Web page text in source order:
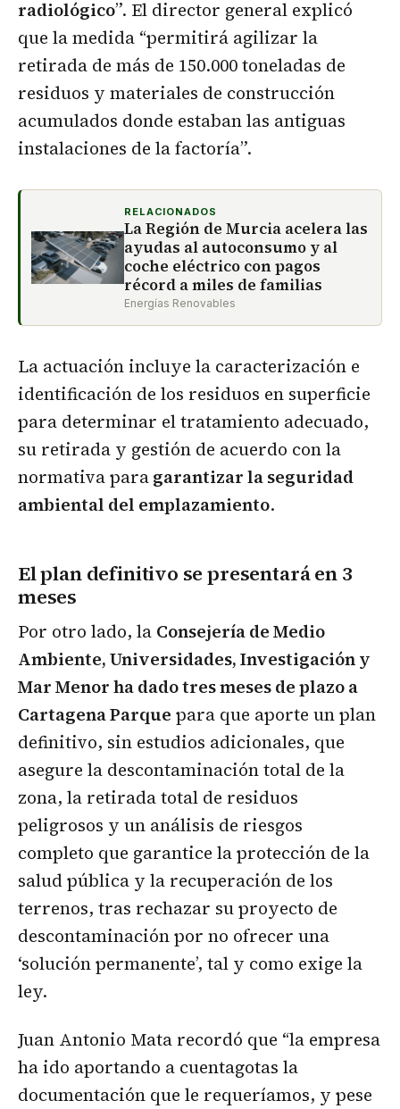
radiológico”. El director general explicó
que la medida “permitirá agilizar la
retirada de más de 150.000 toneladas de
residuos y materiales de construcción
acumulados donde estaban las antiguas
instalaciones de la factoría”.
RELACIONADOS
La Región de Murcia acelera las
ayudas al autoconsumo y al
coche eléctrico con pagos
récord a miles de familias
Energías Renovables
La actuación incluye la caracterización e
identificación de los residuos en superficie
para determinar el tratamiento adecuado,
su retirada y gestión de acuerdo con la
normativa paragarantizar la seguridad
ambiental del emplazamiento.
El plan definitivo se presentará en 3
meses
Por otro lado, la Consejería de Medio
Ambiente, Universidades, Investigación y
Mar Menor ha dado tres meses de plazo a
Cartagena Parque para que aporte un plan
definitivo, sin estudios adicionales, que
asegure la descontaminación total de la
zona, la retirada total de residuos
peligrosos y un análisis de riesgos
completo que garantice la protección de la
salud pública y la recuperación de los
terrenos, tras rechazar su proyecto de
descontaminación por no ofrecer una
‘solución permanente’, tal y como exige la
ley.
Juan Antonio Mata recordó que “la empresa
ha ido aportando a cuentagotas la
documentación que le requeríamos, y pese